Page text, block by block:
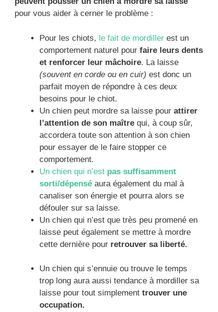
pour vous aider à cerner le problème :
Pour les chiots, le fait de mordiller est un
comportement naturel pour faire leurs dents
et renforcer leur mâchoire. La laisse
(souvent en corde ou en cuir) est donc un
parfait moyen de répondre à ces deux
besoins pour le chiot.
Un chien peut mordre sa laisse pour attirer
l’attention de son maître qui, à coup sûr,
accordera toute son attention à son chien
pour essayer de le faire stopper ce
comportement.
Un chien qui n’est pas suffisamment
sorti/dépensé aura également du mal à
canaliser son énergie et pourra alors se
défouler sur sa laisse.
Un chien qui n’est que très peu promené en
laisse peut également se mettre à mordre
cette dernière pour retrouver sa liberté.
Un chien qui s’ennuie ou trouve le temps
trop long aura aussi tendance à mordiller sa
laisse pour tout simplement trouver une
occupation.